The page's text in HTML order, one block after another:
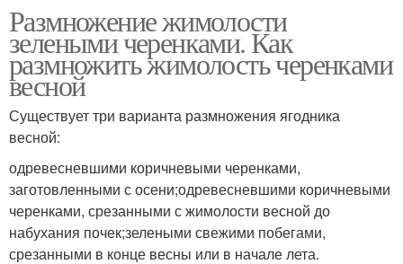
Размножение жимолости
зелеными черенками. Как
размножить жимолость черенками
весной
Существует три варианта размножения ягодника
весной:
одревесневшими коричневыми черенками,
заготовленными с осени;одревесневшими коричневыми
черенками, срезанными с жимолости весной до
набухания почек;зелеными свежими побегами,
срезанными в конце весны или в начале лета.